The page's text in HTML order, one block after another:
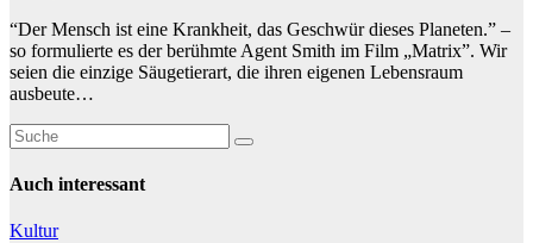
“Der Mensch ist eine Krankheit, das Geschwür dieses Planeten.” –
so formulierte es der berühmte Agent Smith im Film „Matrix”. Wir
seien die einzige Säugetierart, die ihren eigenen Lebensraum
ausbeute…
Auch interessant
Kultur